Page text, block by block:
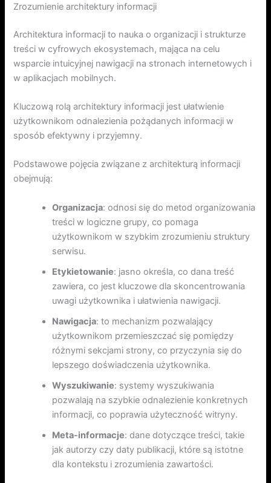
Zrozumienie architektury informacji
Architektura informacji to nauka o organizacji i strukturze
treści w cyfrowych ekosystemach, mająca na celu
wsparcie intuicyjnej nawigacji na stronach internetowych i
w aplikacjach mobilnych.
Kluczową rolą architektury informacji jest ułatwienie
użytkownikom odnalezienia pożądanych informacji w
sposób efektywny i przyjemny.
Podstawowe pojęcia związane z architekturą informacji
obejmują:
Organizacja: odnosi się do metod organizowania
treści w logiczne grupy, co pomaga
użytkownikom w szybkim zrozumieniu struktury
serwisu.
Etykietowanie: jasno określa, co dana treść
zawiera, co jest kluczowe dla skoncentrowania
uwagi użytkownika i ułatwienia nawigacji.
Nawigacja: to mechanizm pozwalający
użytkownikom przemieszczać się pomiędzy
różnymi sekcjami strony, co przyczynia się do
lepszego doświadczenia użytkownika.
Wyszukiwanie: systemy wyszukiwania
pozwalają na szybkie odnalezienie konkretnych
informacji, co poprawia użyteczność witryny.
Meta-informacje: dane dotyczące treści, takie
jak autorzy czy daty publikacji, które są istotne
dla kontekstu i zrozumienia zawartości.